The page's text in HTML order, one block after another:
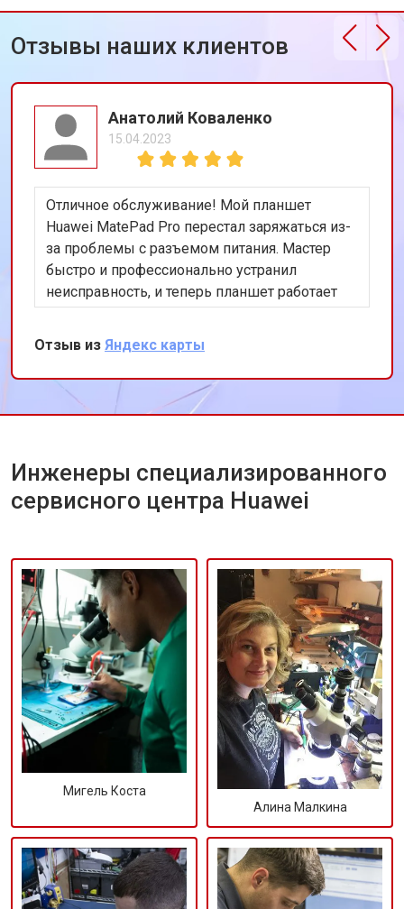
Отзывы наших клиентов
Анатолий Коваленко
15.04.2023
Отличное обслуживание! Мой планшет
Huawei MatePad Pro перестал заряжаться из-
за проблемы с разъемом питания. Мастер
быстро и профессионально устранил
неисправность, и теперь планшет работает
как новый. Очень доволен результатом!
Отзыв из Яндекс карты
Инженеры специализированного
сервисного центра Huawei
Мигель Коста
Алина Малкина